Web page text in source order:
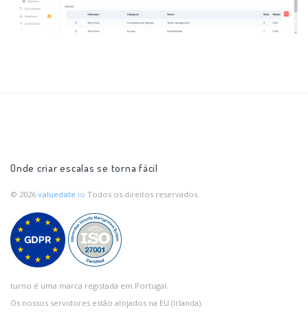
Onde criar escalas se torna fácil
© 2026 valuedate.io Todos os direitos reservados.
turno é uma marca registada em Portugal.
Os nossos servidores estão alojados na EU (Irlanda).